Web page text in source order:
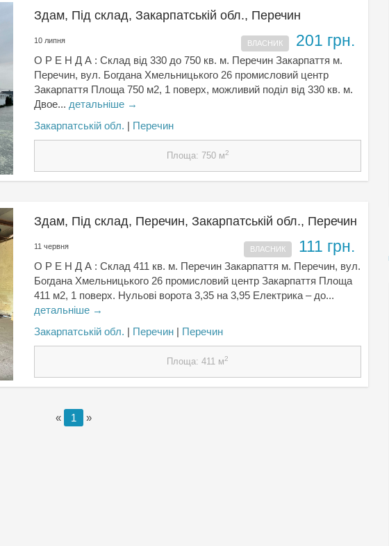
Здам, Під склад, Закарпатській обл., Перечин
10 липня ВЛАСНИК 201 грн.
О Р Е Н Д А : Склад від 330 до 750 кв. м. Перечин Закарпаття м.
Перечин, вул. Богдана Хмельницького 26 промисловий центр
Закарпаття Площа 750 м2, 1 поверх, можливий поділ від 330 кв. м.
Двое... детальніше →
Закарпатській обл. | Перечин
Площа: 750 м2
Здам, Під склад, Перечин, Закарпатській обл., Перечин
11 червня ВЛАСНИК 111 грн.
О Р Е Н Д А : Склад 411 кв. м. Перечин Закарпаття м. Перечин, вул.
Богдана Хмельницького 26 промисловий центр Закарпаття Площа
411 м2, 1 поверх. Нульові ворота 3,35 на 3,95 Електрика – до...
детальніше →
Закарпатській обл. | Перечин | Перечин
Площа: 411 м2
« 1 »